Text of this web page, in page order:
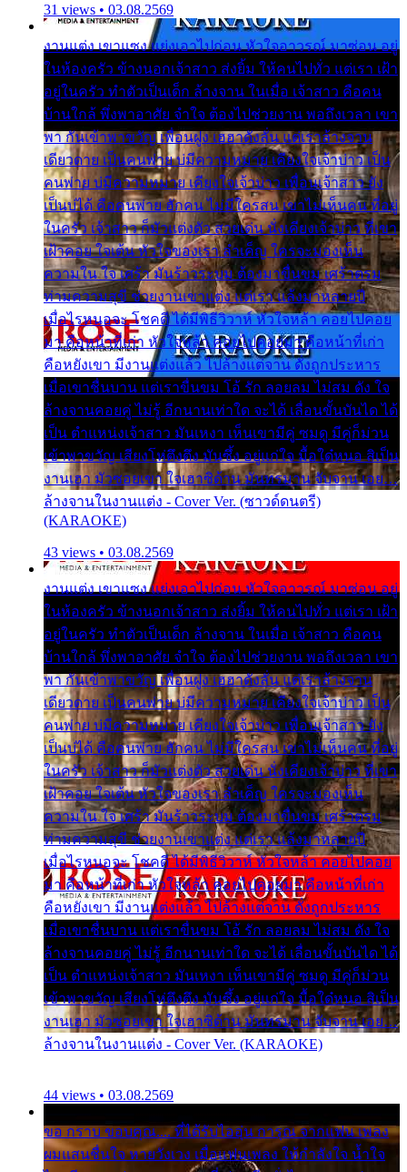
31 views • 03.08.2569
งานแต่ง เขาแซง แย่งเอาไปก่อน หัวใจอาวรณ์ มาซ่อน อยู่
ในห้องครัว ข้างนอกเจ้าสาว ส่งยิ้ม ให้คนไปทั่ว แต่เรา เฝ้า
อยู่ในครัว ทำตัวเป็นเด็ก ล้างจาน ในเมื่อ เจ้าสาว คือคน
บ้านใกล้ พึ่งพาอาศัย จำใจ ต้องไปช่วยงาน พอถึงเวลา เขา
พา กันเข้าพาขวัญ เพื่อนฝูง เฮฮาดังลั่น แต่เราล้างจาน
เดียวดาย เป็นคนพ่าย บ่มีความหมาย เคียงใจเจ้าบ่าว เป็น
คนพ่าย บ่มีความหมาย เคียงใจเจ้าบ่าว เพื่อนเจ้าสาว ยัง
เป็นบ่ได้ คือคนพ่าย ฮักคน ไม่มีใครสน เขาไม่เห็นคน ที่อยู่
ในครัว เจ้าสาว ก็มัวแต่งตัว สวยเด่น นั่งเคียงเจ้าบ่าว ที่เขา
เฝ้าคอย ใจเต้น หัวใจของเรา ลำเค็ญ ใครจะมองเห็น
ความใน ใจ เศร้า มันร้าวระบม ต้องมาขื่นขม เศร้าตรม
ท่ามความสุขี ช่วยงานเขาแต่ง แต่เรา แล้งมาหลายปี
เมื่อไรหนอจะ โชคดี ได้มีพิธีวิวาห์ หัวใจหล้า คอยไปคอย
มา คือหน้าที่เก่า หัวใจหล้า คอยไปคอยมา คือหน้าที่เก่า
คือหยังเขา มีงานแต่งแล้ว ไปล้างแต่จาน ดั่งถูกประหาร
เมื่อเขาชื่นบาน แต่เราขื่นขม โอ้ รัก ลอยลม ไม่สม ดัง ใจ
ล้างจานคอยคู่ ไม่รู้ อีกนานเท่าใด จะได้ เลื่อนขั้นบันได ได้
เป็น ตำแหน่งเจ้าสาว มันเหงา เห็นเขามีคู่ ซมดู มีคู่ก็ม่วน
เข้าพาขวัญ เสียงโห่ตึงตึง มันซึ้ง อยู่แก่ใจ มื้อใด๋หนอ สิเป็น
งานเฮา มัวซอยเขา ใจเฮาซิด้าน มันทรมาน จับจาน เอย…
ล้างจานในงานแต่ง - Cover Ver. (ซาวด์ดนตรี)
(KARAOKE)
43 views • 03.08.2569
งานแต่ง เขาแซง แย่งเอาไปก่อน หัวใจอาวรณ์ มาซ่อน อยู่
ในห้องครัว ข้างนอกเจ้าสาว ส่งยิ้ม ให้คนไปทั่ว แต่เรา เฝ้า
อยู่ในครัว ทำตัวเป็นเด็ก ล้างจาน ในเมื่อ เจ้าสาว คือคน
บ้านใกล้ พึ่งพาอาศัย จำใจ ต้องไปช่วยงาน พอถึงเวลา เขา
พา กันเข้าพาขวัญ เพื่อนฝูง เฮฮาดังลั่น แต่เราล้างจาน
เดียวดาย เป็นคนพ่าย บ่มีความหมาย เคียงใจเจ้าบ่าว เป็น
คนพ่าย บ่มีความหมาย เคียงใจเจ้าบ่าว เพื่อนเจ้าสาว ยัง
เป็นบ่ได้ คือคนพ่าย ฮักคน ไม่มีใครสน เขาไม่เห็นคน ที่อยู่
ในครัว เจ้าสาว ก็มัวแต่งตัว สวยเด่น นั่งเคียงเจ้าบ่าว ที่เขา
เฝ้าคอย ใจเต้น หัวใจของเรา ลำเค็ญ ใครจะมองเห็น
ความใน ใจ เศร้า มันร้าวระบม ต้องมาขื่นขม เศร้าตรม
ท่ามความสุขี ช่วยงานเขาแต่ง แต่เรา แล้งมาหลายปี
เมื่อไรหนอจะ โชคดี ได้มีพิธีวิวาห์ หัวใจหล้า คอยไปคอย
มา คือหน้าที่เก่า หัวใจหล้า คอยไปคอยมา คือหน้าที่เก่า
คือหยังเขา มีงานแต่งแล้ว ไปล้างแต่จาน ดั่งถูกประหาร
เมื่อเขาชื่นบาน แต่เราขื่นขม โอ้ รัก ลอยลม ไม่สม ดัง ใจ
ล้างจานคอยคู่ ไม่รู้ อีกนานเท่าใด จะได้ เลื่อนขั้นบันได ได้
เป็น ตำแหน่งเจ้าสาว มันเหงา เห็นเขามีคู่ ซมดู มีคู่ก็ม่วน
เข้าพาขวัญ เสียงโห่ตึงตึง มันซึ้ง อยู่แก่ใจ มื้อใด๋หนอ สิเป็น
งานเฮา มัวซอยเขา ใจเฮาซิด้าน มันทรมาน จับจาน เอย…
ล้างจานในงานแต่ง - Cover Ver. (KARAOKE)
44 views • 03.08.2569
ขอ กราบ ขอบคุณ.... ที่ได้รับไออุ่น การุณ จากแฟน เพลง
ผมแสนชื่นใจ หายวังเวง เมื่อแฟนเพลง ให้กำลังใจ น้ำใจ